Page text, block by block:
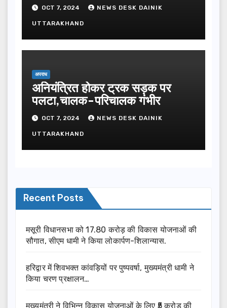
OCT 7, 2024 NEWS DESK DAINIK
UTTARAKHAND
अपराध
अनियंत्रित होकर ट्रक सड़क पर
पलटा,चालक-परिचालक गंभीर
OCT 7, 2024 NEWS DESK DAINIK
UTTARAKHAND
Recent Posts
मसूरी विधानसभा को 17.80 करोड़ की विकास योजनाओं की
सौगात, सीएम धामी ने किया लोकार्पण-शिलान्यास.
हरिद्वार में शिवभक्त कांवड़ियों पर पुष्पवर्षा, मुख्यमंत्री धामी ने
किया चरण प्रक्षालन…
मुख्यमंत्री ने विभिन्न विकास योजनाओं के लिए ₹5 करोड़ की